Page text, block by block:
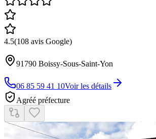
4.5(108 avis Google)
91790 Boissy-Sous-Saint-Yon
06 85 59 41 10Voir les détails
Agréé préfecture